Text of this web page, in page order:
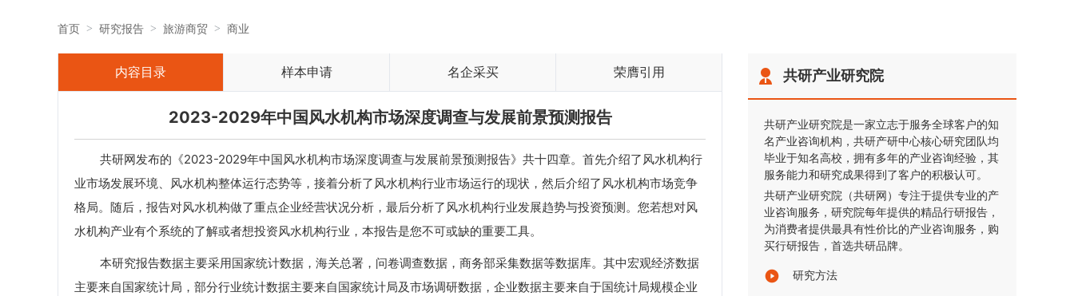
首页 研究报告 旅游商贸 商业
内容目录 样本申请 名企采买 荣膺引用
2023-2029年中国风水机构市场深度调查与发展前景预测报告
共研网发布的《2023-2029年中国风水机构市场深度调查与发展前景预测报告》共十四章。首先介绍了风水机构行
业市场发展环境、风水机构整体运行态势等，接着分析了风水机构行业市场运行的现状，然后介绍了风水机构市场竞争
格局。随后，报告对风水机构做了重点企业经营状况分析，最后分析了风水机构行业发展趋势与投资预测。您若想对风
水机构产业有个系统的了解或者想投资风水机构行业，本报告是您不可或缺的重要工具。
本研究报告数据主要采用国家统计数据，海关总署，问卷调查数据，商务部采集数据等数据库。其中宏观经济数据
主要来自国家统计局，部分行业统计数据主要来自国家统计局及市场调研数据，企业数据主要来自于国统计局规模企业
共研产业研究院
共研产业研究院是一家立志于服务全球客户的知
名产业咨询机构，共研产研中心核心研究团队均
毕业于知名高校，拥有多年的产业咨询经验，其
服务能力和研究成果得到了客户的积极认可。
共研产业研究院（共研网）专注于提供专业的产
业咨询服务，研究院每年提供的精品行研报告，
为消费者提供最具有性价比的产业咨询服务，购
买行研报告，首选共研品牌。
研究方法